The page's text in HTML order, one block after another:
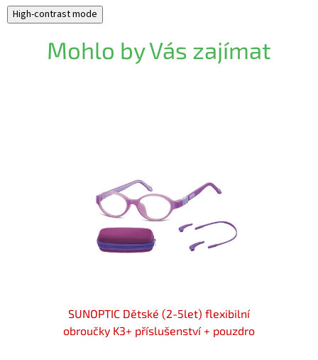
High-contrast mode
Mohlo by Vás zajímat
SUNOPTIC Dětské (2-5let) flexibilní
obroučky K3+ příslušenství + pouzdro